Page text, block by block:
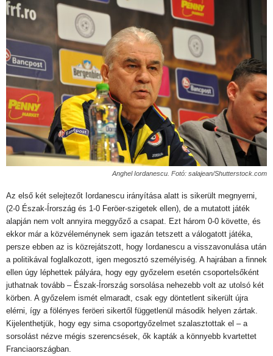
Anghel Iordanescu. Fotó: salajean/Shutterstock.com
Az első két selejtezőt Iordanescu irányítása alatt is sikerült megnyerni,
(2-0 Észak-Írország és 1-0 Feröer-szigetek ellen), de a mutatott játék
alapján nem volt annyira meggyőző a csapat. Ezt három 0-0 követte, és
ekkor már a közvéleménynek sem igazán tetszett a válogatott játéka,
persze ebben az is közrejátszott, hogy Iordanescu a visszavonulása után
a politikával foglalkozott, igen megosztó személyiség. A hajrában a finnek
ellen úgy léphettek pályára, hogy egy győzelem esetén csoportelsőként
juthatnak tovább – Észak-Írország sorsolása nehezebb volt az utolsó két
körben. A győzelem ismét elmaradt, csak egy döntetlent sikerült újra
elérni, így a fölényes feröeri sikertől függetlenül második helyen zártak.
Kijelenthetjük, hogy egy sima csoportgyőzelmet szalasztottak el – a
sorsolást nézve mégis szerencsések, ők kapták a könnyebb kvartettet
Franciaországban.